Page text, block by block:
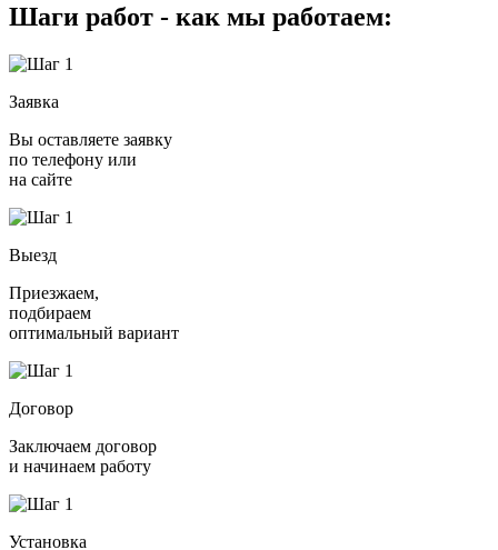
Шаги работ - как мы работаем:
Заявка
Вы оставляете заявку
по телефону или
на сайте
Выезд
Приезжаем,
подбираем
оптимальный вариант
Договор
Заключаем договор
и начинаем работу
Установка